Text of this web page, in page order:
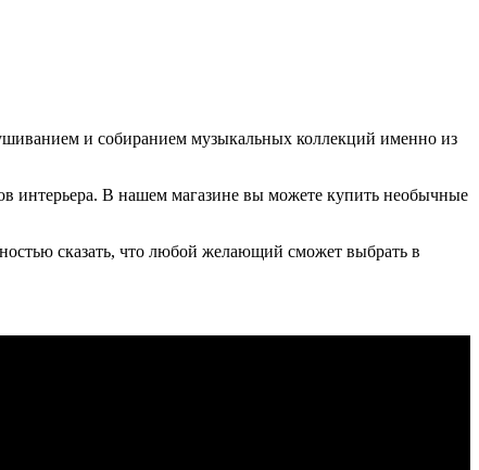
и собиранием музыкальных коллекций именно из
интерьера. В нашем магазине вы можете купить необычные
сказать, что любой желающий сможет выбрать в